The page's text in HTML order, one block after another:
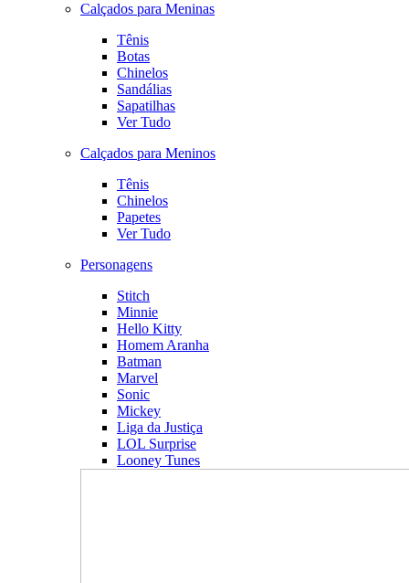
Calçados para Meninas
Tênis
Botas
Chinelos
Sandálias
Sapatilhas
Ver Tudo
Calçados para Meninos
Tênis
Chinelos
Papetes
Ver Tudo
Personagens
Stitch
Minnie
Hello Kitty
Homem Aranha
Batman
Marvel
Sonic
Mickey
Liga da Justiça
LOL Surprise
Looney Tunes